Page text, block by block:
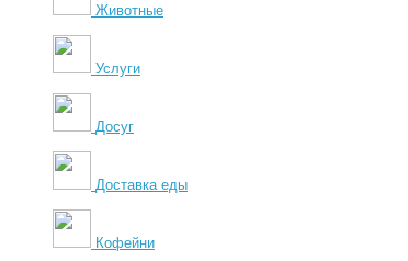
Животные
Услуги
Досуг
Доставка еды
Кофейни